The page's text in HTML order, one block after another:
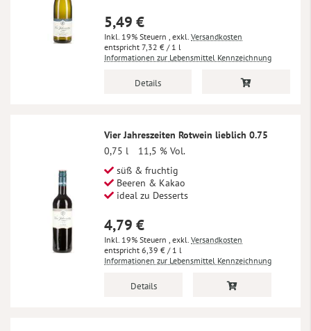
5,49 €
Inkl. 19% Steuern , exkl. Versandkosten
7,32 € / 1 l
Informationen zur Lebensmittel Kennzeichnung
Details
Vier Jahreszeiten Rotwein lieblich 0.75
0,75 l
11,5 % Vol.
süß & fruchtig
Beeren & Kakao
ideal zu Desserts
4,79 €
Inkl. 19% Steuern , exkl. Versandkosten
6,39 € / 1 l
Informationen zur Lebensmittel Kennzeichnung
Details